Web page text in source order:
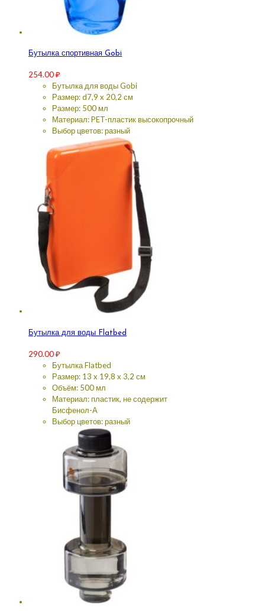
Бутылка спортивная Gobi
254.00₽
Бутылка для воды Gobi
Размер: d7,9 x 20,2 см
Размер: 500 мл
Материал: PET-пластик высокопрочный
Выбор цветов: разный
Бутылка для воды Flatbed
290.00₽
Бутылка Flatbed
Размер: 13 x 19,8 x 3,2 см
Объём: 500 мл
Материал: пластик, не содержит
Бисфенол-А
Выбор цветов: разный